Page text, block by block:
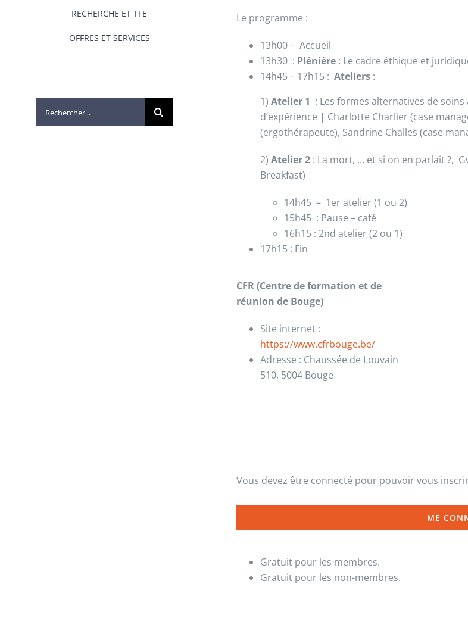
RECHERCHE ET TFE
OFFRES ET SERVICES
Le programme :
13h00 – Accueil
13h30 : Plénière: Le cadre éthique et
14h45 – 17h15 : Ateliers:
1) Atelier 1 : Les formes alternatives de
d’expérience | Charlotte Charlier (case
(ergothérapeute), Sandrine Challes (case
2) Atelier 2: La mort, … et si on en parlait ?,
Breakfast)
14h45 – 1er atelier (1 ou 2)
15h45 : Pause – café
16h15 : 2nd atelier (2 ou 1)
17h15 : Fin
CFR (Centre de formation et de
réunion de Bouge)
Site internet :
https://www.cfrbouge.be/
Adresse : Chaussée de Louvain
510, 5004 Bouge
Vous devez être connecté pour pouvoir vous
ME
Gratuit pour les membres.
Gratuit pour les non-membres.